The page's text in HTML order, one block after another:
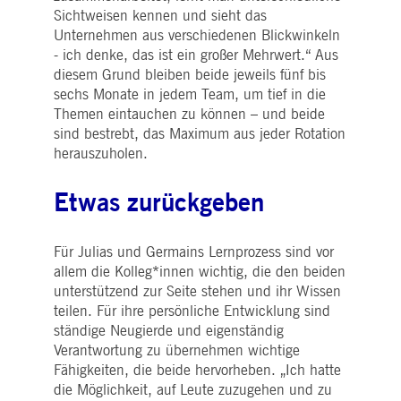
Sichtweisen kennen und sieht das
Unternehmen aus verschiedenen Blickwinkeln
- ich denke, das ist ein großer Mehrwert.“ Aus
diesem Grund bleiben beide jeweils fünf bis
sechs Monate in jedem Team, um tief in die
Themen eintauchen zu können – und beide
sind bestrebt, das Maximum aus jeder Rotation
herauszuholen.
Etwas zurückgeben
Für Julias und Germains Lernprozess sind vor
allem die Kolleg*innen wichtig, die den beiden
unterstützend zur Seite stehen und ihr Wissen
teilen. Für ihre persönliche Entwicklung sind
ständige Neugierde und eigenständig
Verantwortung zu übernehmen wichtige
Fähigkeiten, die beide hervorheben. „Ich hatte
die Möglichkeit, auf Leute zuzugehen und zu
Zahlen und Buchstaben folgt, bei der es sich
vermutlich um einen Referenzcode für die
Domain handelt, die das Cookie setzt.
www.deutsche-
boerse.com
1 Jahr
Dieser Cookie-Name ist mit der Open Source-
Webanalyseplattform von Piwik verknüpft. Es
wird verwendet, um Website-Eigentümern
dabei zu helfen, das Besucherverhalten zu
verfolgen und die Leistung der Website zu
Cookie, bei dem auf das Präfix _pk_id eine
Dynatrace LLC
Sitzung
In diesem Cookie werden zwei Zeitstempel
Dynatrace LLC
.deutsche-
boerse.com
Sitzung
Dieser Cookie-Name ist mit Software von
Dynatrace verknüpft, einem
Softwareunternehmen für Application
Performance Management (APM). Ihre
Software verwaltet die Verfügbarkeit und
Leistung von Softwareanwendungen und die
Auswirkungen auf die Benutzererfahrung in
Form von Deep Transaction Tracing,
synthetischer Überwachung, Überwachung
realer Benutzer und Netzwerküberwachung.
.youtube.com
Analysen des Websitebetreibers
verwendet, um
Benutzerinteraktionen zu
um die Nutzererfahrung zu
optimieren und relevante Inhalte
anzubieten.
YouTube, LLC
.youtube.com
1
Monat
Dieser Cookie wird für YouTube-
Videodienste auf Webseiten
verwendet und ist damit
Videoinhaltsfunktionen auf